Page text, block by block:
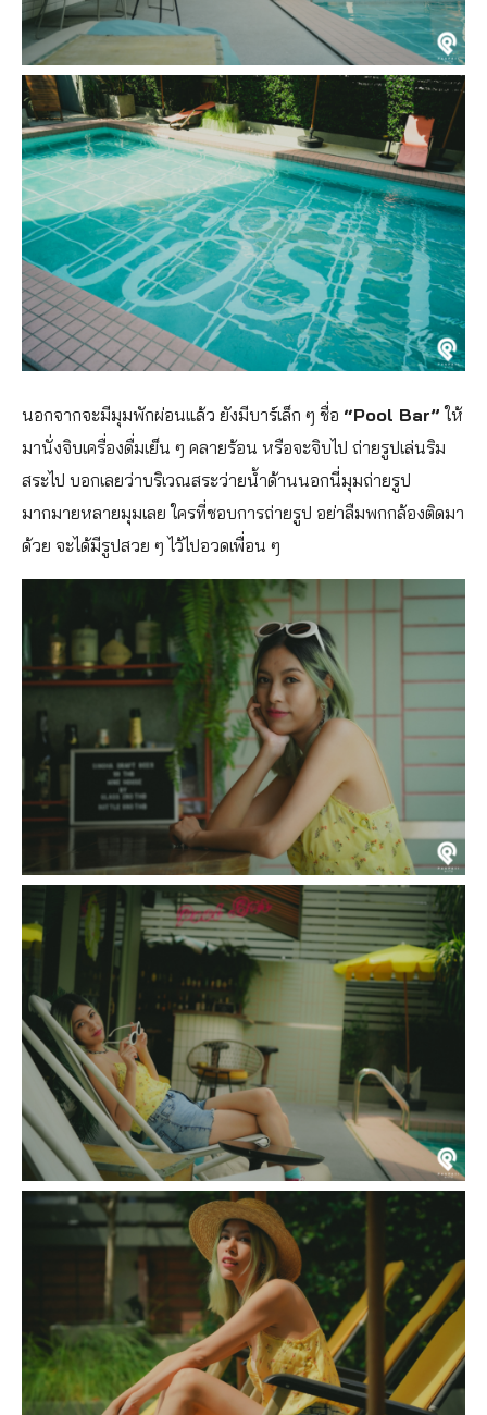
นอกจากจะมีมุมพักผ่อนแล้ว ยังมีบาร์เล็ก ๆ ชื่อ “Pool Bar” ให้
มานั่งจิบเครื่องดื่มเย็น ๆ คลายร้อน หรือจะจิบไป ถ่ายรูปเล่นริม
สระไป บอกเลยว่าบริเวณสระว่ายน้ำด้านนอกนี่มุมถ่ายรูป
มากมายหลายมุมเลย ใครที่ชอบการถ่ายรูป อย่าลืมพกกล้องติดมา
ด้วย จะได้มีรูปสวย ๆ ไว้ไปอวดเพื่อน ๆ